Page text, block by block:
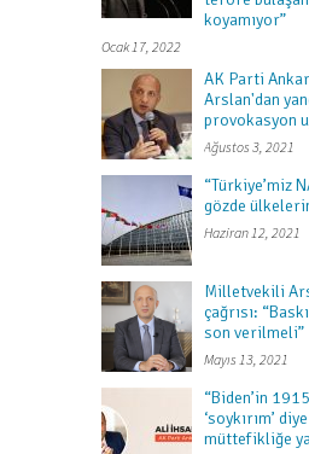
koyamıyor”
Ocak 17, 2022
AK Parti
Arslan'dan
provokasyon
Ağustos 3, 2021
“Türkiye’miz
gözde
Haziran 12, 2021
Milletvekili
çağrısı:
son verilmeli”
Mayıs 13, 2021
“Biden’in
‘soykırım’
müttefikliğe